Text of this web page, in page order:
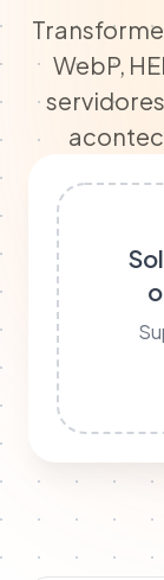
Transforme
WebP,